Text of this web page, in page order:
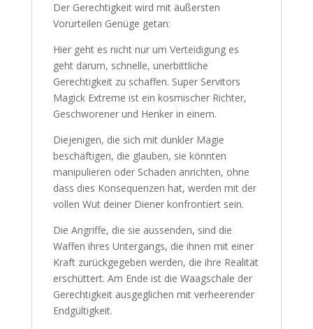
Der Gerechtigkeit wird mit äußersten
Vorurteilen Genüge getan:
Hier geht es nicht nur um Verteidigung es
geht darum, schnelle, unerbittliche
Gerechtigkeit zu schaffen. Super Servitors
Magick Extreme ist ein kosmischer Richter,
Geschworener und Henker in einem.
Diejenigen, die sich mit dunkler Magie
beschäftigen, die glauben, sie könnten
manipulieren oder Schaden anrichten, ohne
dass dies Konsequenzen hat, werden mit der
vollen Wut deiner Diener konfrontiert sein.
Die Angriffe, die sie aussenden, sind die
Waffen ihres Untergangs, die ihnen mit einer
Kraft zurückgegeben werden, die ihre Realität
erschüttert. Am Ende ist die Waagschale der
Gerechtigkeit ausgeglichen mit verheerender
Endgültigkeit.